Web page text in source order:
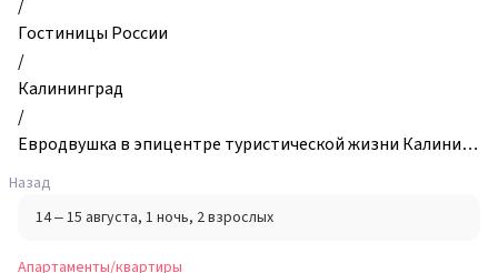
Евродвушка
эпицентре
туристической
жизни
Калининграда,
Калининград,
Россия
/
Гостиницы России
/
Калининград
/
Евродвушка в эпицентре туристической жизни Калининг
Назад
14 – 15 августа, 1 ночь, 2 взрослых
Апартаменты/квартиры